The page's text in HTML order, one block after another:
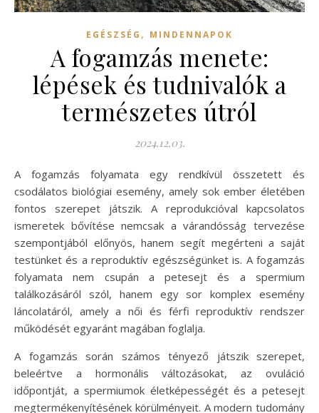
EGÉSZSÉG , MINDENNAPOK
A fogamzás menete:
lépések és tudnivalók a
természetes útról
2024.12.03.
A fogamzás folyamata egy rendkívül összetett és
csodálatos biológiai esemény, amely sok ember életében
fontos szerepet játszik. A reprodukcióval kapcsolatos
ismeretek bővítése nemcsak a várandósság tervezése
szempontjából előnyös, hanem segít megérteni a saját
testünket és a reproduktív egészségünket is. A fogamzás
folyamata nem csupán a petesejt és a spermium
találkozásáról szól, hanem egy sor komplex esemény
láncolatáról, amely a női és férfi reproduktív rendszer
működését egyaránt magában foglalja.
A fogamzás során számos tényező játszik szerepet,
beleértve a hormonális változásokat, az ovuláció
időpontját, a spermiumok életképességét és a petesejt
megtermékenyítésének körülményeit. A modern tudomány